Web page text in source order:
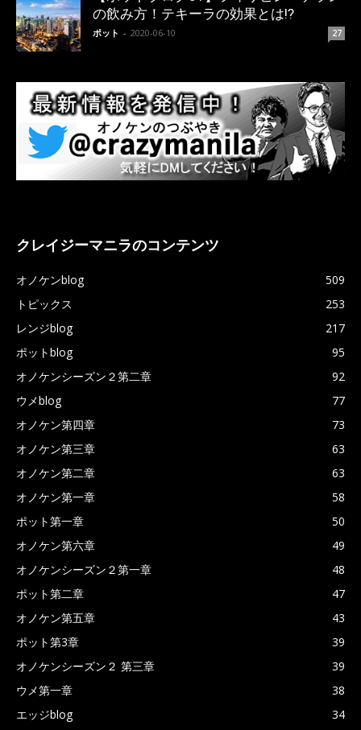
の飲み方！テキーラの効果とは!?
ポット - 2020-06-10 27
クレイジーマニラのコンテンツ
オノケンblog
509
トピックス
253
レンジblog
217
ポットblog
95
オノケンシーズン２第二章
92
ウメblog
77
オノケン第四章
73
オノケン第三章
63
オノケン第二章
63
オノケン第一章
58
ポット第一章
50
オノケン第六章
49
オノケンシーズン２第一章
48
ポット第二章
47
オノケン第五章
43
ポット第3章
39
オノケンシーズン２ 第三章
39
ウメ第一章
38
エッジblog
34